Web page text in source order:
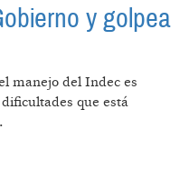
y golpea
manejo del Indec es
que está